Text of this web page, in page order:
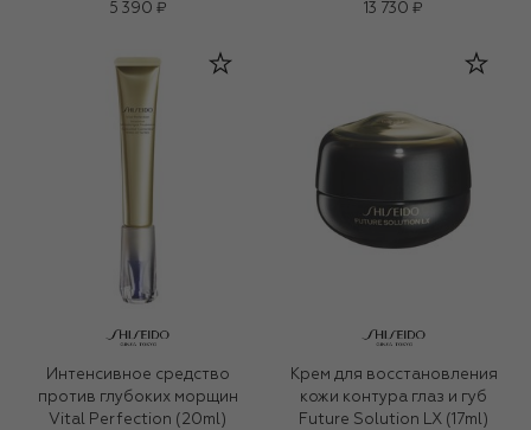
5 390 ₽
13 730 ₽
Интенсивное средство
против глубоких морщин
Vital Perfection (20ml)
Крем для восстановления
кожи контура глаз и губ
Future Solution LX (17ml)